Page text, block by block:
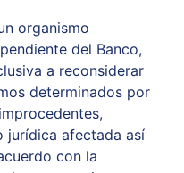
organismo
del Banco,
a reconsiderar
determinados por
jurídica afectada así
con la